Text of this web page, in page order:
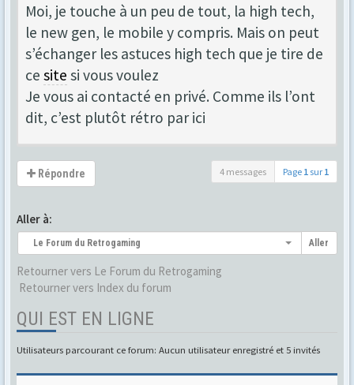
Moi, je touche à un peu de tout, la high tech,
le new gen, le mobile y compris. Mais on peut
s’échanger les astuces high tech que je tire de
ce site si vous voulez
Je vous ai contacté en privé. Comme ils l’ont
dit, c’est plutôt rétro par ici
Répondre 4 messages Page 1 sur 1
Aller à:
Le Forum du Retrogaming Aller
Retourner vers Le Forum du Retrogaming
Retourner vers Index du forum
QUI EST EN LIGNE
Utilisateurs parcourant ce forum: Aucun utilisateur enregistré et 5 invités